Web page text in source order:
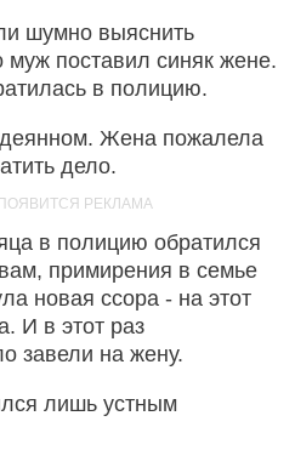
шумно выяснить
муж поставил синяк жене.
в полицию.
Жена пожалела
дело.
в полицию обратился
примирения в семье
новая ссора - на этот
И в этот раз
завели на жену.
лишь устным